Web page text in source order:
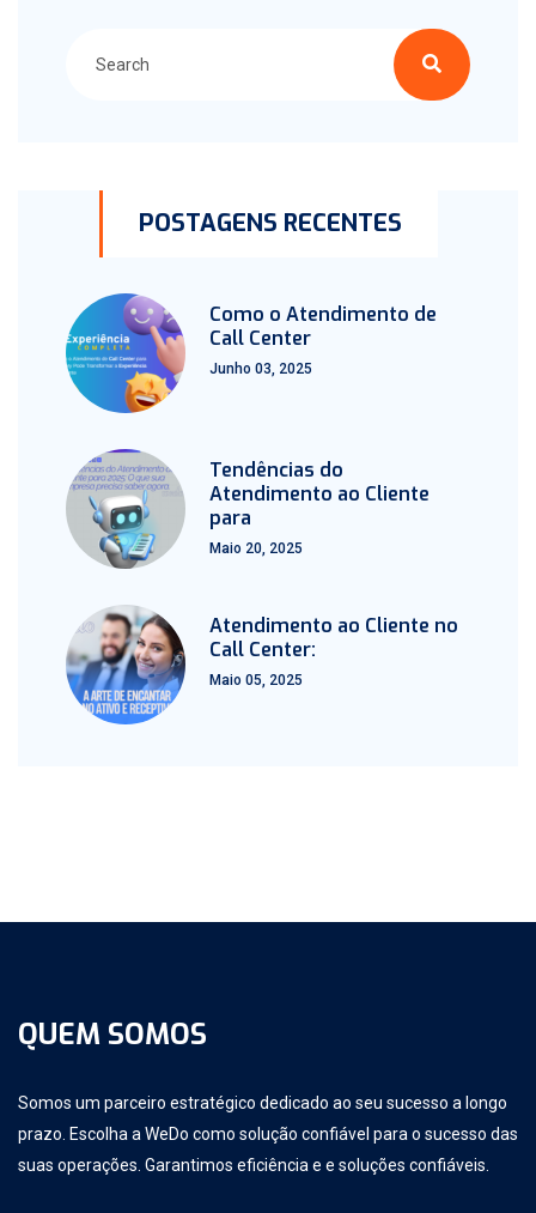
POSTAGENS RECENTES
Como o Atendimento de
Call Center
Junho 03, 2025
Tendências do
Atendimento ao Cliente
para
Maio 20, 2025
Atendimento ao Cliente no
Call Center:
Maio 05, 2025
QUEM SOMOS
Somos um parceiro estratégico dedicado ao seu sucesso a longo
prazo. Escolha a WeDo como solução confiável para o sucesso das
suas operações. Garantimos eficiência e e soluções confiáveis.